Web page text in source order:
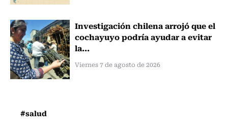
Investigación chilena arrojó que el
cochayuyo podría ayudar a evitar
la...
Viernes 7 de agosto de 2026
#salud